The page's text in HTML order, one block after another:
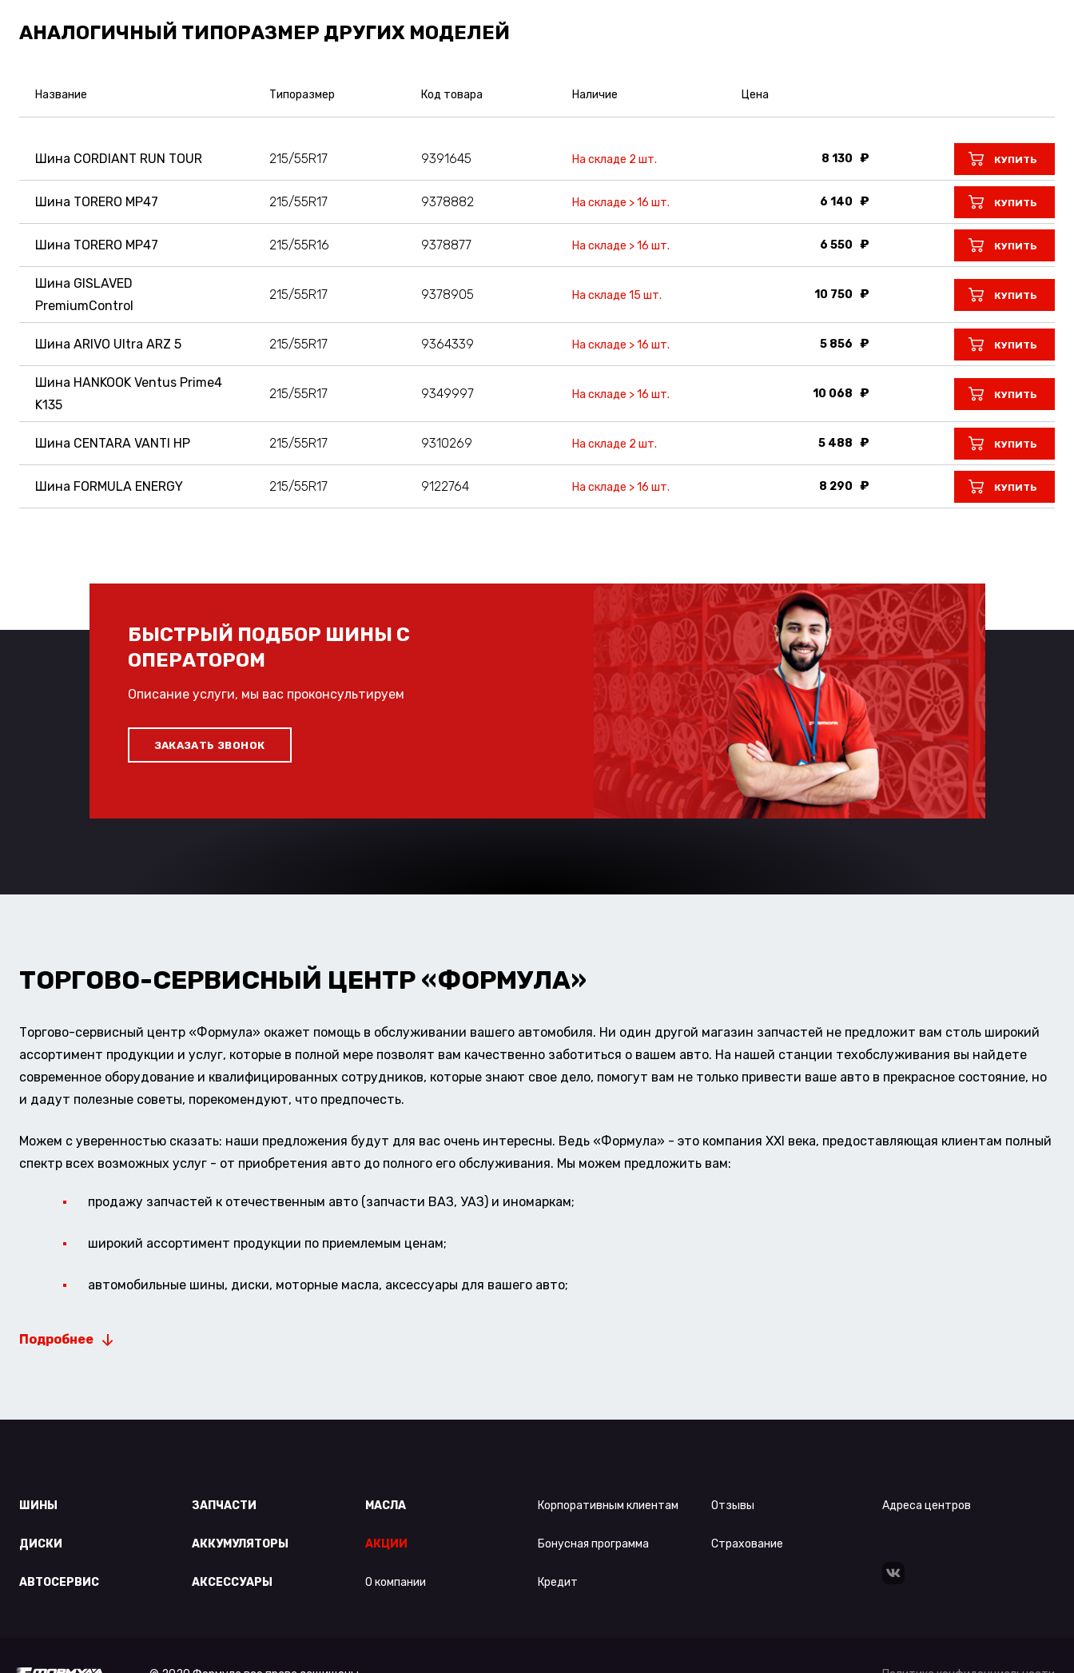
АНАЛОГИЧНЫЙ ТИПОРАЗМЕР ДРУГИХ МОДЕЛЕЙ
Название Типоразмер Код товара Наличие Цена
Шина CORDIANT RUN TOUR 215/55R17 9391645 На складе 2 шт. 8 130 КУПИТЬ
Шина TORERO MP47 215/55R17 9378882 На складе > 16 шт. 6 140 КУПИТЬ
Шина TORERO MP47 215/55R16 9378877 На складе > 16 шт. 6 550 КУПИТЬ
Шина GISLAVED
PremiumControl
215/55R17 9378905 На складе 15 шт. 10 750 КУПИТЬ
Шина ARIVO Ultra ARZ 5 215/55R17 9364339 На складе > 16 шт. 5 856 КУПИТЬ
Шина HANKOOK Ventus Prime4
K135
215/55R17 9349997 На складе > 16 шт. 10 068 КУПИТЬ
Шина CENTARA VANTI HP 215/55R17 9310269 На складе 2 шт. 5 488 КУПИТЬ
Шина FORMULA ENERGY 215/55R17 9122764 На складе > 16 шт. 8 290 КУПИТЬ
БЫСТРЫЙ ПОДБОР ШИНЫ С
ОПЕРАТОРОМ
Описание услуги, мы вас проконсультируем
ЗАКАЗАТЬ ЗВОНОК
ТОРГОВО-СЕРВИСНЫЙ ЦЕНТР «ФОРМУЛА»
Торгово-сервисный центр «Формула» окажет помощь в обслуживании вашего автомобиля. Ни один другой магазин запчастей не предложит вам столь широкий
ассортимент продукции и услуг, которые в полной мере позволят вам качественно заботиться о вашем авто. На нашей станции техобслуживания вы найдете
современное оборудование и квалифицированных сотрудников, которые знают свое дело, помогут вам не только привести ваше авто в прекрасное состояние, но
и дадут полезные советы, порекомендуют, что предпочесть.
Можем с уверенностью сказать: наши предложения будут для вас очень интересны. Ведь «Формула» - это компания XXI века, предоставляющая клиентам полный
спектр всех возможных услуг - от приобретения авто до полного его обслуживания. Мы можем предложить вам:
продажу запчастей к отечественным авто (запчасти ВАЗ, УАЗ) и иномаркам;
широкий ассортимент продукции по приемлемым ценам;
автомобильные шины, диски, моторные масла, аксессуары для вашего авто;
Подробнее
ШИНЫ
ДИСКИ
АВТОСЕРВИС
ЗАПЧАСТИ
АККУМУЛЯТОРЫ
АКСЕССУАРЫ
МАСЛА
АКЦИИ
О компании
Корпоративным клиентам
Бонусная программа
Кредит
Отзывы
Страхование
Адреса центров